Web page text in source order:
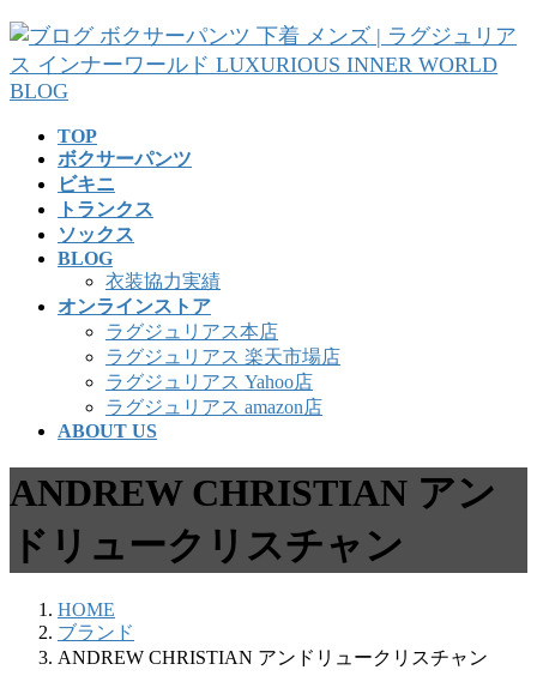
コ
ン
テ
ン
ナ
ビ
ゲ
ー
TOP
ボクサーパンツ
ビキニ
トランクス
ソックス
BLOG
衣装協力実績
オンラインストア
ラグジュリアス本店
ラグジュリアス 楽天市場店
ラグジュリアス Yahoo店
ラグジュリアス amazon店
ABOUT US
ANDREW CHRISTIAN アン
ドリュークリスチャン
HOME
ブランド
ANDREW CHRISTIAN アンドリュークリスチャン